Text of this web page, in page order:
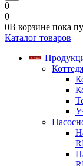
0
0
0В корзине пока
Каталог товаров